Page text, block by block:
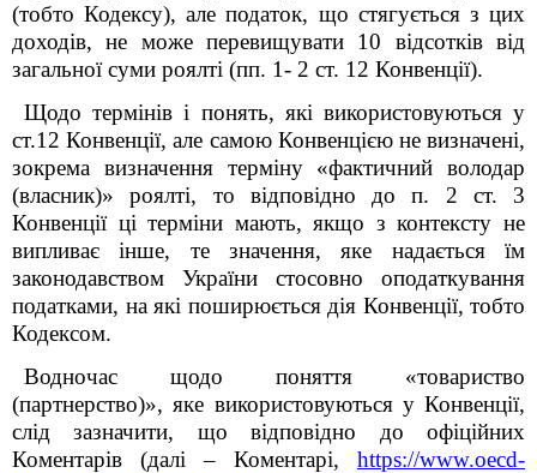
(тобто Кодексу), але податок, що стягується з цих
доходів, не може перевищувати 10 відсотків від
загальної суми роялті (пп. 1- 2 ст. 12 Конвенції).
Щодо термінів і понять, які використовуються у
ст.12 Конвенції, але самою Конвенцією не визначені,
зокрема визначення терміну «фактичний володар
(власник)» роялті, то відповідно до п. 2 ст. 3
Конвенції ці терміни мають, якщо з контексту не
випливає інше, те значення, яке надається їм
законодавством України стосовно оподаткування
податками, на які поширюється дія Конвенції, тобто
Кодексом.
Водночас щодо поняття «товариство
(партнерство)», яке використовуються у Конвенції,
слід зазначити, що відповідно до офіційних
Коментарів (далі – Коментарі, https://www.oecd-